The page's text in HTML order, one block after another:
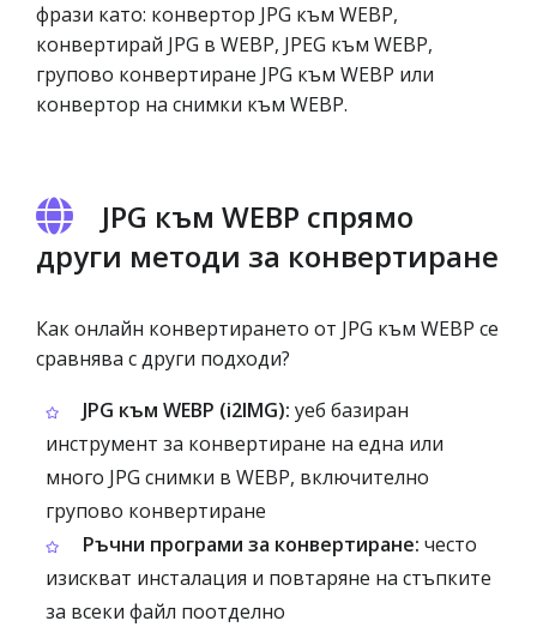
фрази като: конвертор JPG към WEBP,
конвертирай JPG в WEBP, JPEG към WEBP,
групово конвертиране JPG към WEBP или
конвертор на снимки към WEBP.
JPG към WEBP спрямо
други методи за конвертиране
Как онлайн конвертирането от JPG към WEBP се
сравнява с други подходи?
JPG към WEBP (i2IMG): уеб базиран
инструмент за конвертиране на една или
много JPG снимки в WEBP, включително
групово конвертиране
Ръчни програми за конвертиране: често
изискват инсталация и повтаряне на стъпките
за всеки файл поотделно